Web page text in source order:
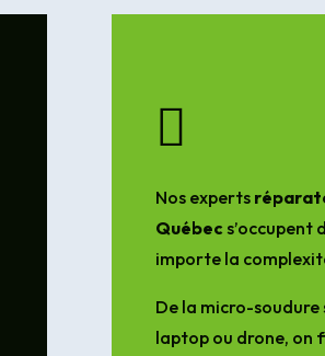

Nos experts
Québecs’occupent
importe la
De la micro-soudure
laptop ou drone, on